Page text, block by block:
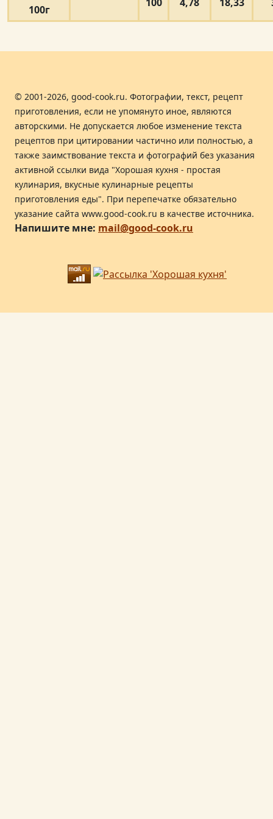
100г
© 2001-2026, good-cook.ru. Фотографии, текст, рецепт
приготовления, если не упомянуто иное, являются
авторскими. Не допускается любое изменение текста
рецептов при цитировании частично или полностью, а
также заимствование текста и фотографий без указания
активной ссылки вида "Хорошая кухня - простая
кулинария, вкусные кулинарные рецепты
приготовления еды". При перепечатке обязательно
указание сайта www.good-cook.ru в качестве источника.
Напишите мне: mail@good-cook.ru